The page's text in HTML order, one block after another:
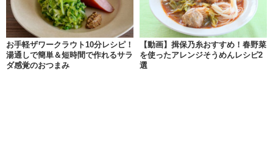
お手軽ザワークラウト10分レシピ！
湯通しで簡単＆短時間で作れるサラ
ダ感覚のおつまみ
【動画】揖保乃糸おすすめ！春野菜
を使ったアレンジそうめんレシピ2
選